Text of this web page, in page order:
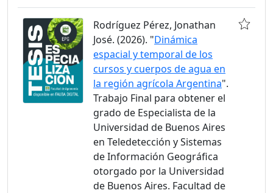
Rodríguez Pérez, Jonathan
José. (2026). "Dinámica
espacial y temporal de los
cursos y cuerpos de agua en
la región agrícola Argentina".
Trabajo Final para obtener el
grado de Especialista de la
Universidad de Buenos Aires
en Teledetección y Sistemas
de Información Geográfica
otorgado por la Universidad
de Buenos Aires. Facultad de